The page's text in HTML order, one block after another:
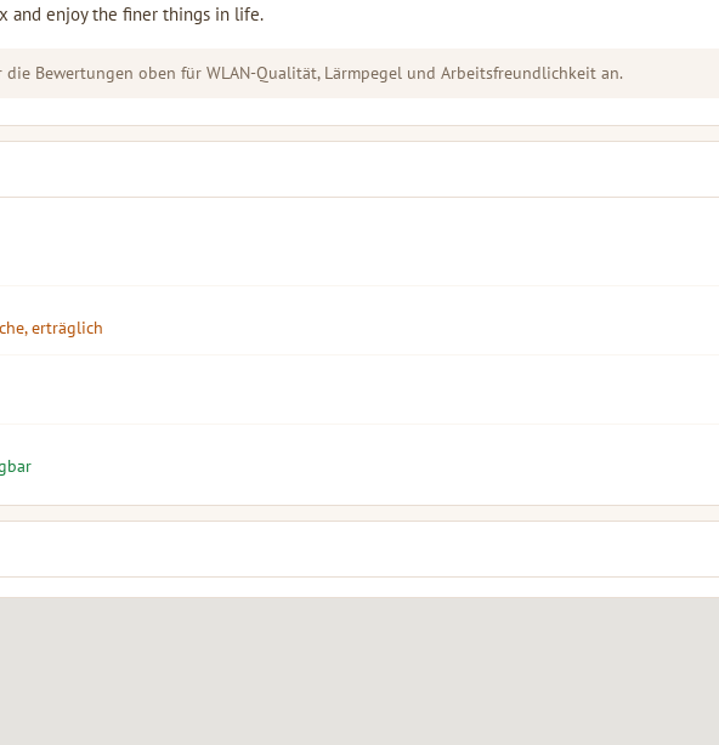
and enjoy the finer things in life.
die Bewertungen oben für WLAN-Qualität, Lärmpegel und Arbeitsfreundlichkeit an.
erträglich